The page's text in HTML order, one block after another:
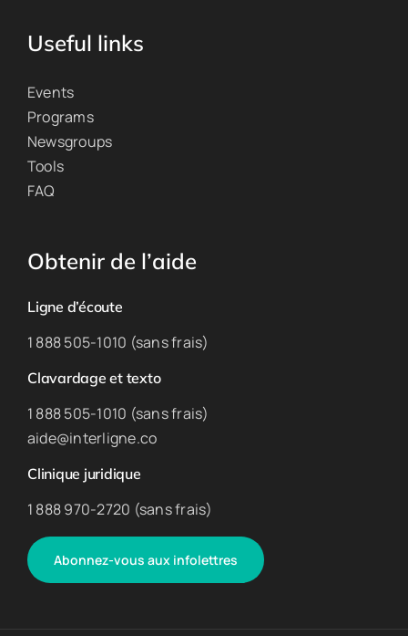
Useful links
Events
Programs
Newsgroups
Tools
FAQ
Obtenir de l’aide
Ligne d’écoute
1 888 505-1010 (sans frais)
Clavardage et texto
1 888 505-1010 (sans frais)
aide@interligne.co
Clinique juridique
1 888 970-2720 (sans frais)
Abonnez-vous aux infolettres